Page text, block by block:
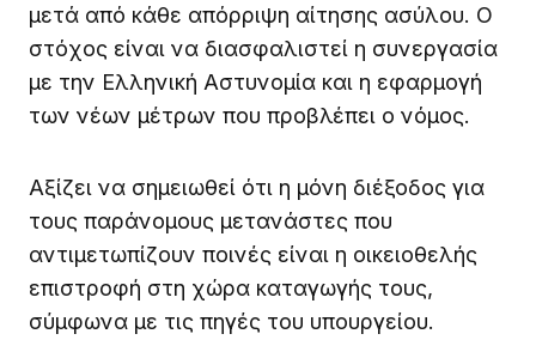
μετά από κάθε απόρριψη αίτησης ασύλου. Ο
στόχος είναι να διασφαλιστεί η συνεργασία
με την Ελληνική Αστυνομία και η εφαρμογή
των νέων μέτρων που προβλέπει ο νόμος.
Αξίζει να σημειωθεί ότι η μόνη διέξοδος για
τους παράνομους μετανάστες που
αντιμετωπίζουν ποινές είναι η οικειοθελής
επιστροφή στη χώρα καταγωγής τους,
σύμφωνα με τις πηγές του υπουργείου.